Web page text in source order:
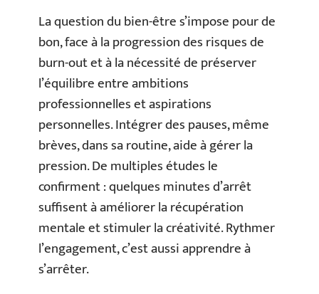
La question du bien-être s’impose pour de
bon, face à la progression des risques de
burn-out et à la nécessité de préserver
l’équilibre entre ambitions
professionnelles et aspirations
personnelles. Intégrer des pauses, même
brèves, dans sa routine, aide à gérer la
pression. De multiples études le
confirment : quelques minutes d’arrêt
suffisent à améliorer la récupération
mentale et stimuler la créativité. Rythmer
l’engagement, c’est aussi apprendre à
s’arrêter.